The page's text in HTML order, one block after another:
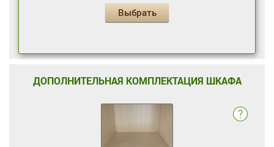
Выбрать
ДОПОЛНИТЕЛЬНАЯ КОМПЛЕКТАЦИЯ ШКАФА